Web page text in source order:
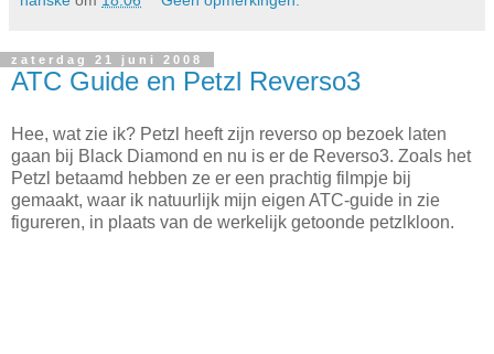
zaterdag 21 juni 2008
ATC Guide en Petzl Reverso3
Hee, wat zie ik? Petzl heeft zijn reverso op bezoek laten
gaan bij Black Diamond en nu is er de Reverso3. Zoals het
Petzl betaamd hebben ze er een prachtig filmpje bij
gemaakt, waar ik natuurlijk mijn eigen ATC-guide in zie
figureren, in plaats van de werkelijk getoonde petzlkloon.